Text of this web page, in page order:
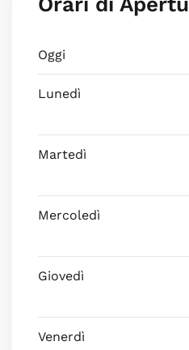
Oggi
Lunedì
Martedì
Mercoledì
Giovedì
Venerdì